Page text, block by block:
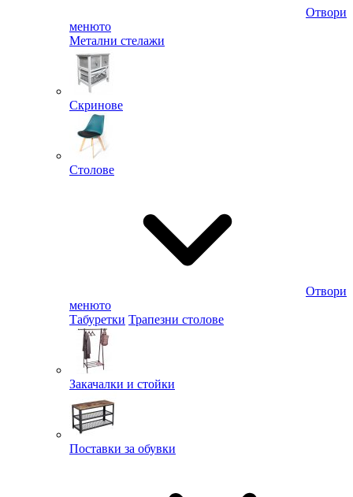
Отвори
менюто
Метални стелажи
Скринове
Столове
Отвори
менюто
Табуретки Трапезни столове
Закачалки и стойки
Поставки за обувки